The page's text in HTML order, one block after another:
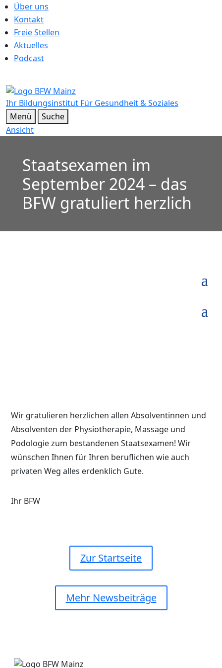
Über uns
Kontakt
Freie Stellen
Aktuelles
Podcast
Ihr Bildungsinstitut Für Gesundheit & Soziales
Menü
Suche
Ansicht
Staatsexamen im
September 2024 – das
BFW gratuliert herzlich
Wir gratulieren herzlichen allen Absolventinnen und
Absolventen der Physiotherapie, Massage und
Podologie zum bestandenen Staatsexamen! Wir
wünschen Ihnen für Ihren beruflichen wie auch
privaten Weg alles erdenklich Gute.
Ihr BFW
Zur Startseite
Mehr Newsbeiträge